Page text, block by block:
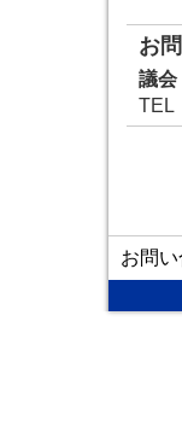
お
議
TEL
お問